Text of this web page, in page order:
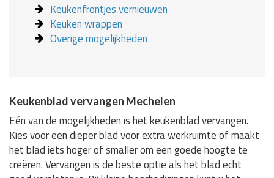
Keukenfrontjes vernieuwen
Keuken wrappen
Overige mogelijkheden
Keukenblad vervangen Mechelen
Eén van de mogelijkheden is het keukenblad vervangen.
Kies voor een dieper blad voor extra werkruimte of maakt
het blad iets hoger of smaller om een goede hoogte te
creëren. Vervangen is de beste optie als het blad echt